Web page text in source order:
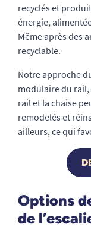
recyclés et
énergie,
Même après des
recyclable.
Notre approche
modulaire du rail,
rail et la chaise
remodelés et
ailleurs, ce qui
Options
de